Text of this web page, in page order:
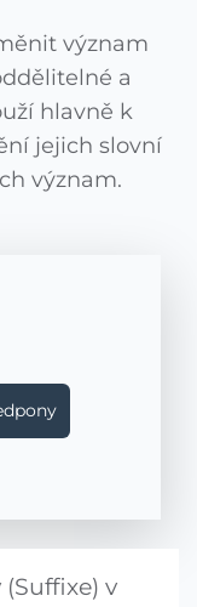
význam
a
hlavně k
jejich slovní
význam.
v